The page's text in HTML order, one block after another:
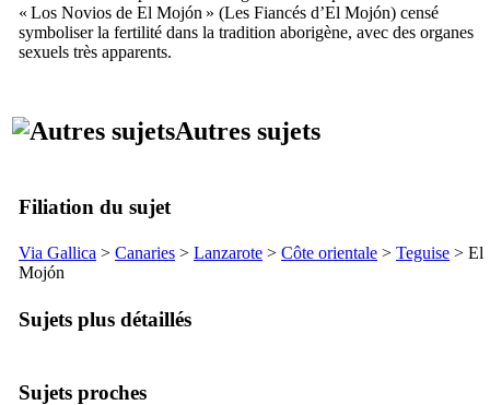
« Los Novios de El Mojón » (Les Fiancés d’El Mojón) censé
symboliser la fertilité dans la tradition aborigène, avec des organes
sexuels très apparents.
Autres sujets
Filiation du sujet
Via Gallica > Canaries > Lanzarote > Côte orientale > Teguise > El
Mojón
Sujets plus détaillés
Sujets proches